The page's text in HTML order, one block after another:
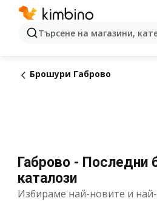
Търсене на магазини,
Брошури Габрово
Габрово - Последни
каталози
Избираме най-новите и